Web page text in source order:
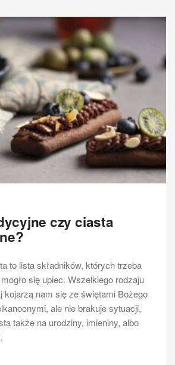
czy ciasta
to lista składników, których trzeba
się upiec. Wszelkiego rodzaju
kojarzą nam się ze świętami Bożego
ale nie brakuje sytuacji,
także na urodziny, imieniny, albo